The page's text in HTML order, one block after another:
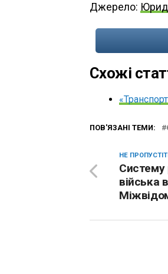
Джерело:
Схожі
ПОВ'ЯЗАНІ ТЕМИ:
НЕ
Систему
війська